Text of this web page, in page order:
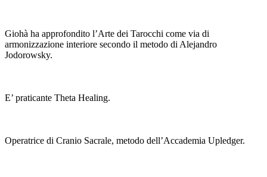
Giohà ha approfondito l’Arte dei Tarocchi come via di
armonizzazione interiore secondo il metodo di Alejandro
Jodorowsky.
E’ praticante Theta Healing.
Operatrice di Cranio Sacrale, metodo dell’Accademia Upledger.